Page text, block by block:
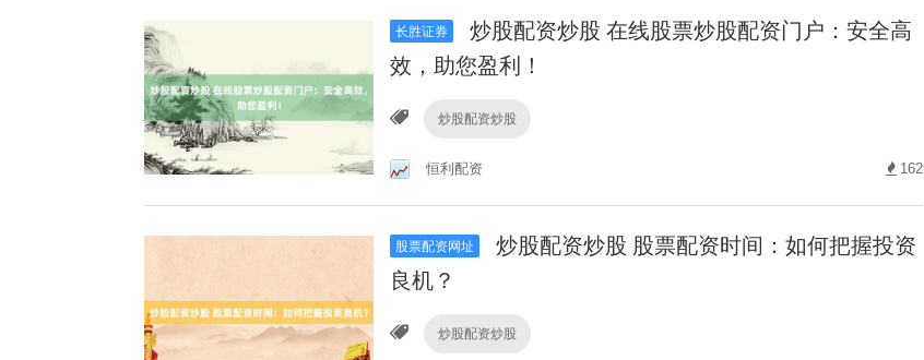
长胜证券
炒股配资炒股 在线股票炒股配资门户：安全高
效，助您盈利！
炒股配资炒股
恒利配资 162
股票配资网址
炒股配资炒股 股票配资时间：如何把握投资
良机？
炒股配资炒股